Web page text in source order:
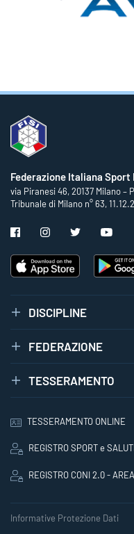
Federazione Italiana Sport
via Piranesi 46, 20137 Milano –
Tribunale di Milano n° 63,
DISCIPLINE
FEDERAZIONE
TESSERAMENTO
TESSERAMENTO ONLINE
REGISTRO SPORT e
REGISTRO CONI 2.0 -
Informative Protezione Dati